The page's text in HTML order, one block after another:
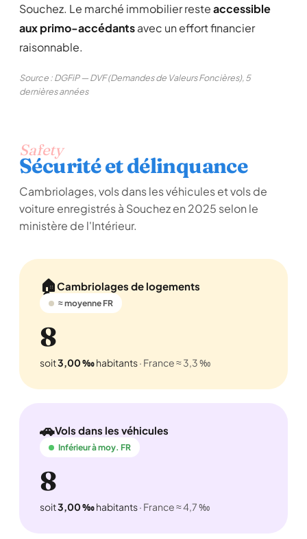
Souchez. Le marché immobilier resteaccessible
aux primo-accédantsavec un effort financier
raisonnable.
Source : DGFiP — DVF (Demandes de Valeurs Foncières), 5
dernières années
Safety
Sécurité et délinquance
Cambriolages, vols dans les véhicules et vols de
voiture enregistrés à Souchez en 2025 selon le
ministère de l'Intérieur.
🏠Cambriolages de logements
≈ moyenne FR
8
soit3,00 ‰habitants· France ≈ 3,3 ‰
🚗Vols dans les véhicules
Inférieur à moy. FR
8
soit3,00 ‰habitants· France ≈ 4,7 ‰